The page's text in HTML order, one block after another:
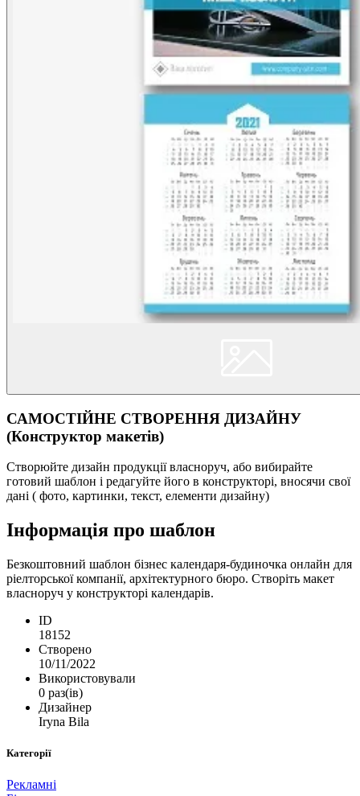
САМОСТІЙНЕ СТВОРЕННЯ ДИЗАЙНУ
(Конструктор макетів)
Створюйте дизайн продукції власноруч, або вибирайте
готовий шаблон і редагуйте його в конструкторі, вносячи свої
дані ( фото, картинки, текст, елементи дизайну)
Інформація про шаблон
Безкоштовний шаблон бізнес календаря-будиночка онлайн для
ріелторської компанії, архітектурного бюро. Створіть макет
власноруч у конструкторі календарів.
ID
18152
Створено
10/11/2022
Використовували
0 раз(ів)
Дизайнер
Iryna Bila
Категорії
Рекламні